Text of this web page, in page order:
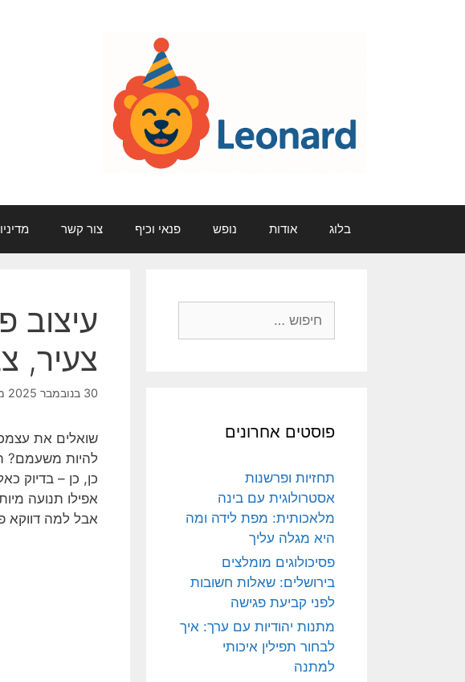
בלוג אודות נופש פנאי וכיף צור קשר
עיצוב
צעיר,
30 בנובמבר 2025
שואלים את
להיות משעמם?
כן, כן – בדיוק
אפילו תנועה
אבל למה דווקא
פוסטים אחרונים
תחזיות ופרשנות
אסטרולוגית עם בינה
מלאכותית: מפת לידה ומה
היא מגלה עליך
פסיכולוגים מומלצים
בירושלים: שאלות חשובות
לפני קביעת פגישה
מתנות יהודיות עם ערך: איך
לבחור תפילין איכותי
למתנה